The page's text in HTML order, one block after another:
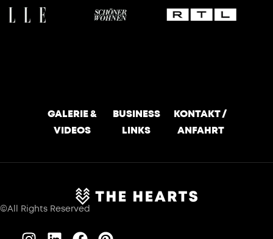
GALERIE &
VIDEOS
BUSINESS
LINKS
KONTAKT /
ANFAHRT
©All Rights Reserved